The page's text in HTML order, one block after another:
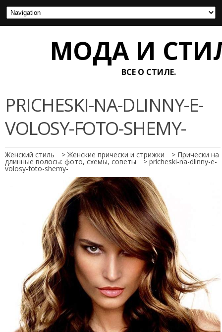
МОДА И
ВСЕ О СТИЛЕ.
PRICHESKI-NA-DLINNY-E-
VOLOSY-FOTO-SHEMY-
Женский стиль >Женские прически и стрижки > Прически на
длинные волосы: фото, схемы, советы > pricheski-na-dlinny-e-
volosy-foto-shemy-